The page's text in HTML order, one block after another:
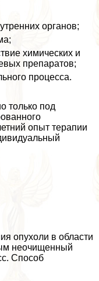
органов;
химических и
препаратов;
процесса.
только под
опыт терапии
опухоли в области
неочищенный
Способ